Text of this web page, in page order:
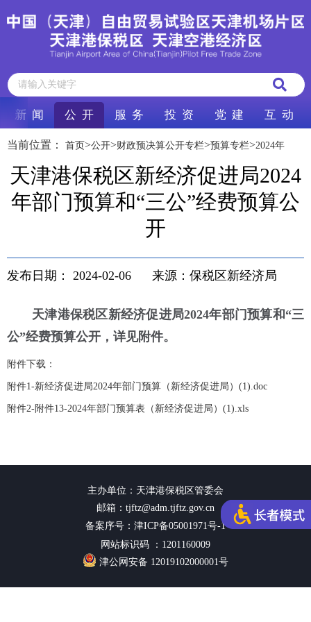
新 闻 公 开 服 务 投 资 党 建 互 动
当前位置： 首页>公开>财政预决算公开专栏>预算专栏>2024年
天津港保税区新经济促进局2024
年部门预算和“三公”经费预算公
开
发布日期： 2024-02-06 来源：保税区新经济局
天津港保税区新经济促进局2024年部门预算和“三
公”经费预算公开，详见附件。
附件下载：
附件1-新经济促进局2024年部门预算（新经济促进局）(1).doc
附件2-附件13-2024年部门预算表（新经济促进局）(1).xls
主办单位：天津港保税区管委会
邮箱：tjftz@adm.tjftz.gov.cn
备案序号：津ICP备05001971号-1
网站标识码 ：1201160009
津公网安备 12019102000001号